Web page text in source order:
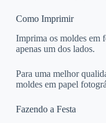
Como Imprimir
Imprima os moldes em
apenas um dos lados.
Para uma melhor
moldes em papel
Fazendo a Festa